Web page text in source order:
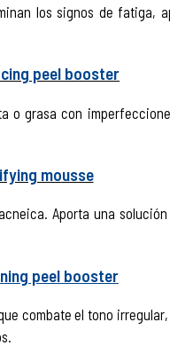
los signos de fatiga,
peel booster
o grasa con
mousse
Aporta una
peel booster
combate el tono